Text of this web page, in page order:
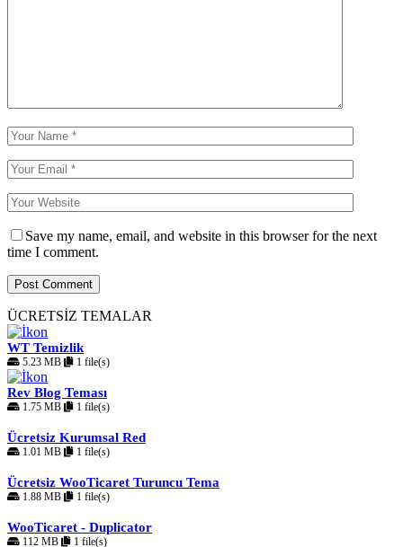
Save my name, email, and website in this browser for the next
time I comment.
ÜCRETSİZ TEMALAR
WT Temizlik
5.23 MB 1 file(s)
Rev Blog Teması
1.75 MB 1 file(s)
Ücretsiz Kurumsal Red
1.01 MB 1 file(s)
Ücretsiz WooTicaret Turuncu Tema
1.88 MB 1 file(s)
WooTicaret - Duplicator
112 MB 1 file(s)